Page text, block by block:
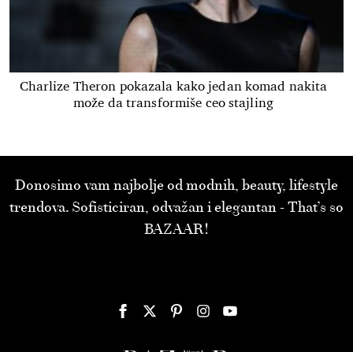
Charlize Theron pokazala kako jedan komad nakita
može da transformiše ceo stajling
Donosimo vam najbolje od modnih, beauty, lifestyle
trendova. Sofisticiran, odvažan i elegantan - That’s so
BAZAAR!